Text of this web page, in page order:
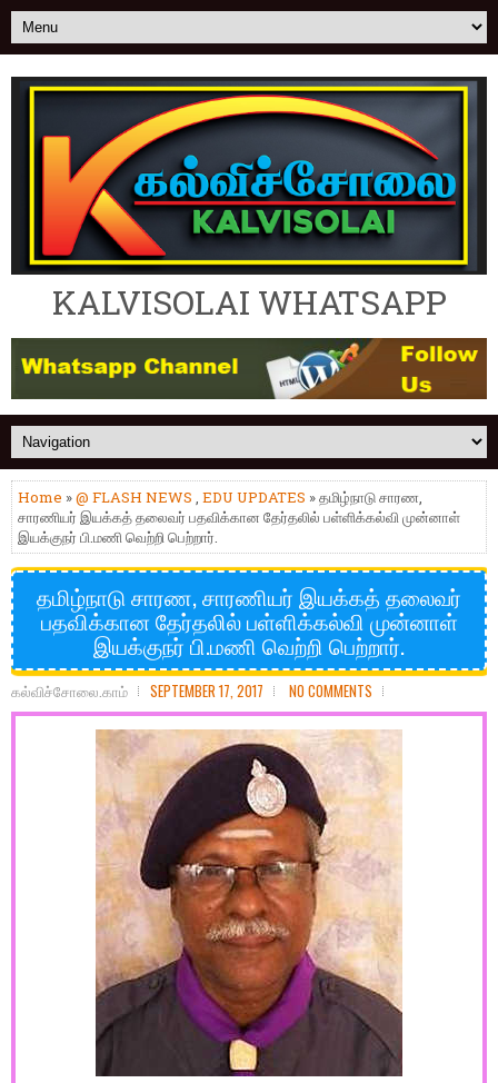
KALVISOLAI WHATSAPP
Home »@ FLASH NEWS , EDU UPDATES » தமிழ்நாடு சாரண,
சாரணியர் இயக்கத் தலைவர் பதவிக்கான தேர்தலில் பள்ளிக்கல்வி முன்னாள்
இயக்குநர் பி.மணி வெற்றி பெற்றார்.
தமிழ்நாடு சாரண, சாரணியர் இயக்கத் தலைவர்
பதவிக்கான தேர்தலில் பள்ளிக்கல்வி முன்னாள்
இயக்குநர் பி.மணி வெற்றி பெற்றார்.
கல்விச்சோலை.காம் SEPTEMBER 17, 2017 NO COMMENTS